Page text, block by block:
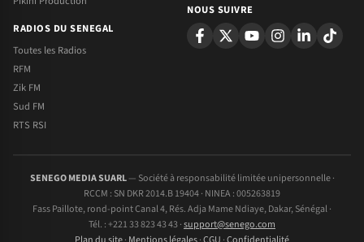
RADIOS DU SENEGAL
Toutes les Radios
RFM
Zik FM
Sud FM
RTS RSI
NOUS SUIVRE
SENEGO MEDIA SUARL— Société à responsabilité limitée unipersonnelle ·
RCCM : SN DKR 2014.B 19404 · NINEA : 005263819
Fass Paillote, rond-point Canal 4, Rés. Adja Mame Ndiaye, Dakar, Sénégal ·
Tél. : +221 33 823 43 43 ·support@senego.com